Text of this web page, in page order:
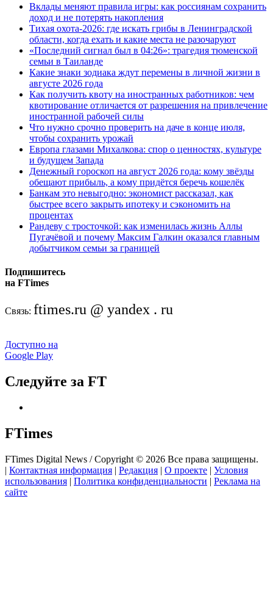
Вклады меняют правила игры: как россиянам сохранить
доход и не потерять накопления
Тихая охота-2026: где искать грибы в Ленинградской
области, когда ехать и какие места не разочаруют
«Последний сигнал был в 04:26»: трагедия тюменской
семьи в Таиланде
Какие знаки зодиака ждут перемены в личной жизни в
августе 2026 года
Как получить квоту на иностранных работников: чем
квотирование отличается от разрешения на привлечение
иностранной рабочей силы
Что нужно срочно проверить на даче в конце июля,
чтобы сохранить урожай
Европа глазами Михалкова: спор о ценностях, культуре
и будущем Запада
Денежный гороскоп на август 2026 года: кому звёзды
обещают прибыль, а кому придётся беречь кошелёк
Банкам это невыгодно: экономист рассказал, как
быстрее всего закрыть ипотеку и сэкономить на
процентах
Рандеву с тросточкой: как изменилась жизнь Аллы
Пугачёвой и почему Максим Галкин оказался главным
добытчиком семьи за границей
Подпишитесь
на FTimes
Связь: ftimes.ru @ yandex . ru
Доступно на
Google Play
Следуйте за FT
FTimes
FTimes Digital News / Copyright © 2026 Все права защищены.
| Контактная информация | Редакция | О проекте | Условия
использования | Политика конфиденциальности | Реклама на
сайте